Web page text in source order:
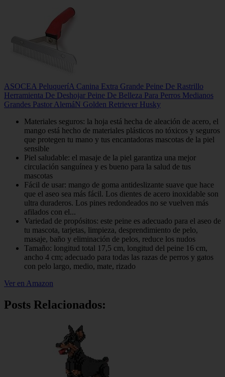
ASOCEA PeluqueríA Canina Extra Grande Peine De Rastrillo
Herramienta De Deshojar Peine De Belleza Para Perros Medianos
Grandes Pastor AlemáN Golden Retriever Husky
Materiales seguros: la hoja está hecha de aleación de acero, el
mango está hecho de materiales plásticos no tóxicos y seguros
que protegen tu mano y tus encantadoras mascotas de la piel
sensible
Piel saludable: el masaje de la piel garantiza una mejor
circulación sanguínea y es bueno para la salud de tus
mascotas
Fácil de usar: mango de goma antideslizante suave que hace
que el aseo sea más fácil. Los dientes de acero inoxidable son
ultra duraderos. Los pines redondeados no se vuelven más
afilados con el...
Variedad de propósitos: este peine es adecuado para el aseo de
tu mascota, tarjetas, limpieza, desprendimiento de pelo,
masaje, baño y eliminación de pelos, reduce los nudos
Tamaño: longitud total 17,5 cm, longitud del peine 16 cm,
ancho 4 cm; adecuado para todas las razas de perros y gatos
con pelo largo, medio, mate, rizado
Ver en Amazon
Posts Relacionados: